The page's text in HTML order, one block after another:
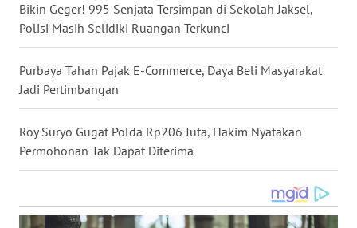
Bikin Geger! 995 Senjata Tersimpan di Sekolah Jaksel,
Polisi Masih Selidiki Ruangan Terkunci
Purbaya Tahan Pajak E-Commerce, Daya Beli Masyarakat
Jadi Pertimbangan
Roy Suryo Gugat Polda Rp206 Juta, Hakim Nyatakan
Permohonan Tak Dapat Diterima
JATIM
BALI
KALBAR
WN